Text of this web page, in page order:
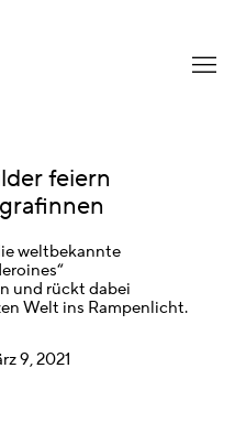
feiern
weltbekannte
und rückt dabei
Welt ins Rampenlicht.
9, 2021